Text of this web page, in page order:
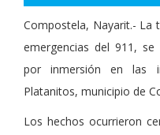
Compostela, Nayarit.- La
emergencias del 911,
por inmersión en las
Platanitos, municipio de
Los hechos ocurrieron